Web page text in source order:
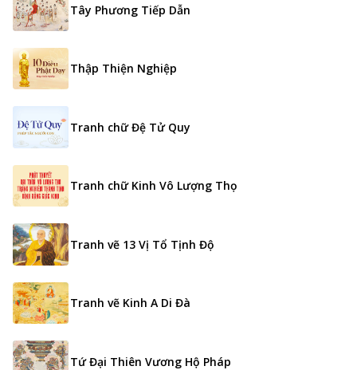
Tây Phương Tiếp Dẫn
Thập Thiện Nghiệp
Tranh chữ Đệ Tử Quy
Tranh chữ Kinh Vô Lượng Thọ
Tranh vẽ 13 Vị Tổ Tịnh Độ
Tranh vẽ Kinh A Di Đà
Tứ Đại Thiên Vương Hộ Pháp